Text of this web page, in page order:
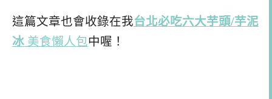
這篇文章也會收錄在我台北必吃六大芋頭/芋泥
冰 美食懶人包中喔！